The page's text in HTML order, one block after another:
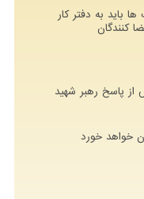
ها باید به دفتر کار
کنندگان
پاسخ رهبر شهید
خواهد خورد